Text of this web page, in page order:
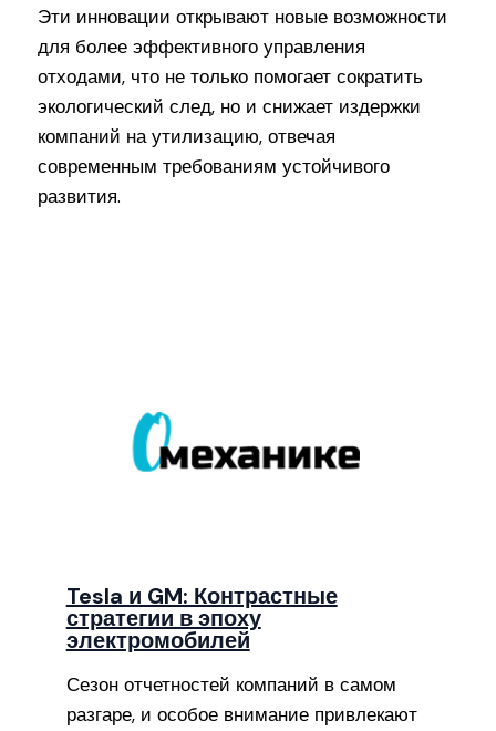
Эти инновации открывают новые возможности
для более эффективного управления
отходами, что не только помогает сократить
экологический след, но и снижает издержки
компаний на утилизацию, отвечая
современным требованиям устойчивого
развития.
Tesla и GM: Контрастные
стратегии в эпоху
электромобилей
Сезон отчетностей компаний в самом
разгаре, и особое внимание привлекают